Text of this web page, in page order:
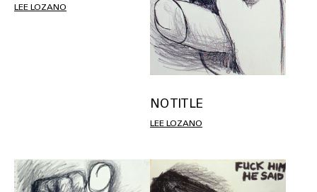
LEE LOZANO
NO TITLE
LEE LOZANO